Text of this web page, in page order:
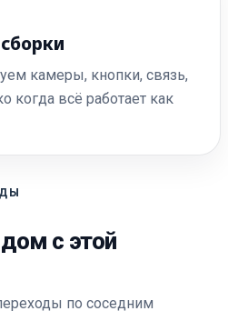
камеры, кнопки, связь,
когда всё работает как
с этой
по соседним